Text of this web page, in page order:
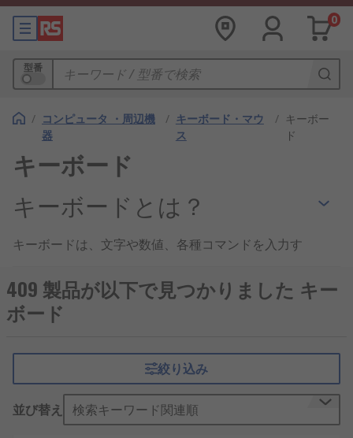
0
型番
/ コンピュータ ・周辺機
器
/ キーボード・マウ
ス
/ キーボー
ド
キーボード
キーボードとは？
キーボードは、文字や数値、各種コマンドを入力す
め、産業設備や医療現場など、さまざまな環境で使
用されています。用途や使用環境に応じて構造や仕
様が異なり、操作性と信頼性が重視される周辺機器
キーボードの仕組み
キーボードは、キーが押されることで内部のスイッ
409 製品が以下で見つかりました キー
ボード
絞り込み
並び替え 検索キーワード関連順